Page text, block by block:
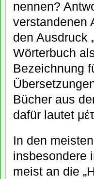
nennen?
verstandenen
den Ausdruck
Wörterbuch
Bezeichnung
Bücher aus
dafür lautet
In den
insbesondere
meist an die